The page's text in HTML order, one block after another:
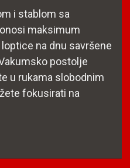
i stablom sa
maksimum
na dnu savršene
postolje
u rukama slobodnim
fokusirati na